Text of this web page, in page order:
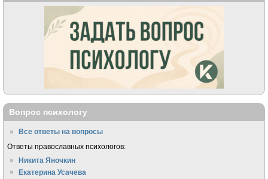
Вопрос психологу
Все ответы на вопросы
Ответы православных психологов:
Никита Яночкин
Екатерина Усачева